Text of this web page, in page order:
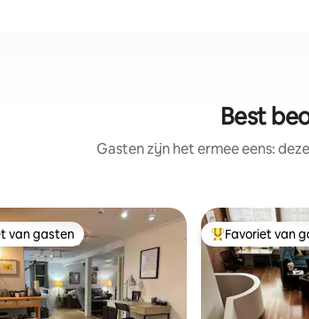
Best
Gasten zijn het ermee eens:
van gasten
van gasten Topfavoriet van
Favoriet van